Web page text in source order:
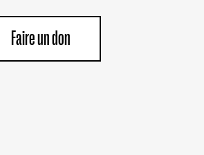
Faire un don